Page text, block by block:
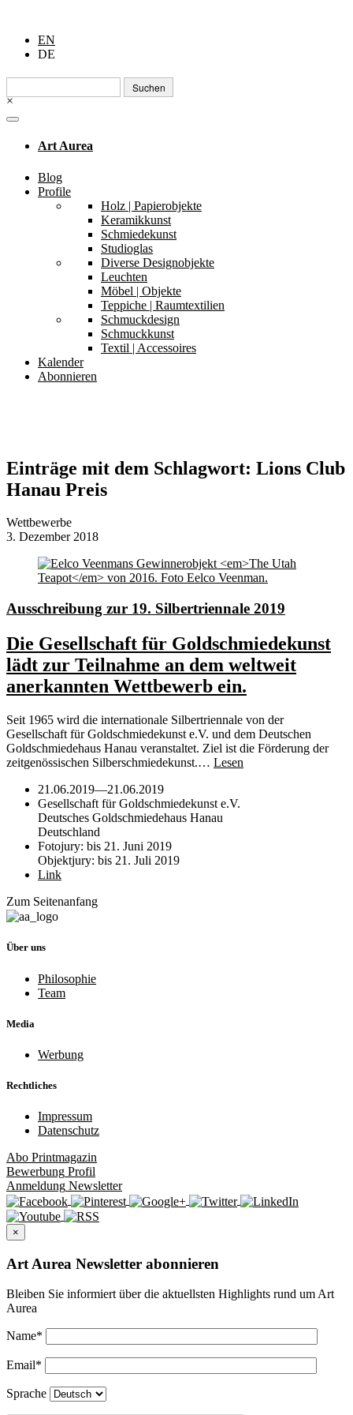
EN
DE
Suchen
nach:
×
Art Aurea
Blog
Profile
Holz | Papierobjekte
Keramikkunst
Schmiedekunst
Studioglas
Diverse Designobjekte
Leuchten
Möbel | Objekte
Teppiche | Raumtextilien
Schmuckdesign
Schmuckkunst
Textil | Accessoires
Kalender
Abonnieren
Einträge mit dem Schlagwort: Lions Club
Hanau Preis
Wettbewerbe
3. Dezember 2018
Ausschreibung zur 19. Silbertriennale 2019
Die Gesellschaft für Goldschmiedekunst
lädt zur Teilnahme an dem weltweit
anerkannten Wettbewerb ein.
Seit 1965 wird die internationale Silbertriennale von der
Gesellschaft für Goldschmiedekunst e.V. und dem Deutschen
Goldschmiedehaus Hanau veranstaltet. Ziel ist die Förderung der
zeitgenössischen Silberschmiedekunst.… Lesen
21.06.2019—21.06.2019
Gesellschaft für Goldschmiedekunst e.V.
Deutsches Goldschmiedehaus Hanau
Deutschland
Fotojury: bis 21. Juni 2019
Objektjury: bis 21. Juli 2019
Link
Zum Seitenanfang
Über uns
Philosophie
Team
Media
Werbung
Rechtliches
Impressum
Datenschutz
Abo Printmagazin
Bewerbung Profil
Anmeldung Newsletter
×
Art Aurea Newsletter abonnieren
Bleiben Sie informiert über die aktuellsten Highlights rund um Art
Aurea
Name*
Email*
Sprache